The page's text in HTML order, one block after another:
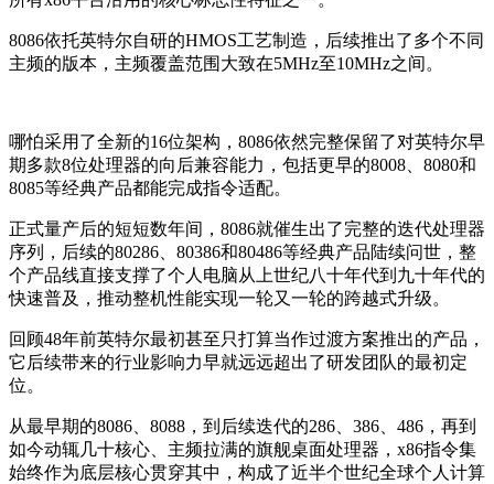
8086依托英特尔自研的HMOS工艺制造，后续推出了多个不同
主频的版本，主频覆盖范围大致在5MHz至10MHz之间。
哪怕采用了全新的16位架构，8086依然完整保留了对英特尔早
期多款8位处理器的向后兼容能力，包括更早的8008、8080和
8085等经典产品都能完成指令适配。
正式量产后的短短数年间，8086就催生出了完整的迭代处理器
序列，后续的80286、80386和80486等经典产品陆续问世，整
个产品线直接支撑了个人电脑从上世纪八十年代到九十年代的
快速普及，推动整机性能实现一轮又一轮的跨越式升级。
回顾48年前英特尔最初甚至只打算当作过渡方案推出的产品，
它后续带来的行业影响力早就远远超出了研发团队的最初定
位。
从最早期的8086、8088，到后续迭代的286、386、486，再到
如今动辄几十核心、主频拉满的旗舰桌面处理器，x86指令集
始终作为底层核心贯穿其中，构成了近半个世纪全球个人计算